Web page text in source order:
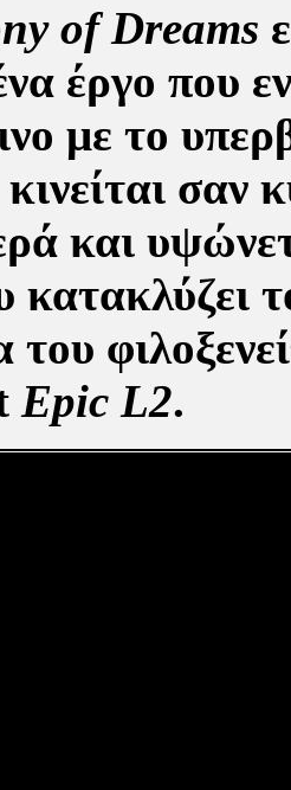
of Dreams
έργο που
με το
σαν
και
κατακλύζει
του
Epic L2.